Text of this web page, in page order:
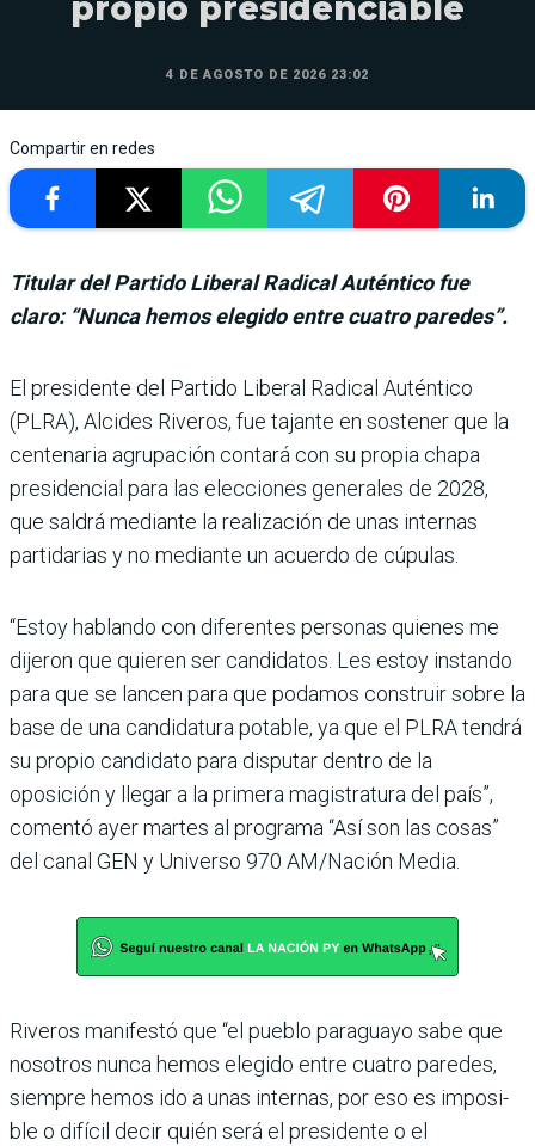
propio presidenciable
4 DE AGOSTO DE 2026 23:02
Compartir en redes
Titular del Partido Liberal Radical Auténtico fue
claro: “Nunca hemos elegido entre cuatro paredes”.
El presidente del Partido Liberal Radical Auténtico
(PLRA), Alcides Riveros, fue tajante en sostener que la
cen­tenaria agrupación contará con su propia chapa
presi­dencial para las elecciones generales de 2028,
que sal­drá mediante la realización de unas internas
partidarias y no mediante un acuerdo de cúpulas.
“Estoy hablando con diferen­tes personas quienes me
dije­ron que quieren ser candida­tos. Les estoy instando
para que se lancen para que poda­mos construir sobre la
base de una candidatura potable, ya que el PLRA tendrá
su pro­pio candidato para disputar dentro de la
oposición y llegar a la primera magistratura del país”,
comentó ayer martes al programa “Así son las cosas”
del canal GEN y Universo 970 AM/Nación Media.
Riveros manifestó que “el pueblo paraguayo sabe que
nosotros nunca hemos ele­gido entre cuatro paredes,
siempre hemos ido a unas internas, por eso es imposi­
ble o difícil decir quién será el presidente o el